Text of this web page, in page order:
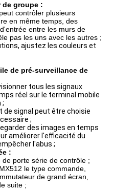
de groupe :
contrôler plusieurs
en même temps, des
entre les murs de
pas les uns avec les autres ;
ajustez les couleurs et
de pré-surveillance de
tous les signaux
réel sur le terminal mobile
;
de signal peut être choisie
;
des images en temps
améliorer l'efficacité du
l'abus ;
:
porte série de contrôle ;
le type commande,
de grand écran,
suite ;